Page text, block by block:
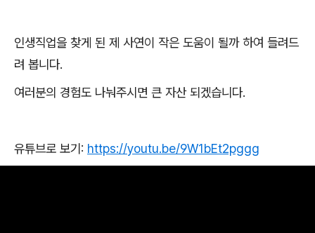
인생직업을 찾게 된 제 사연이 작은 도움이 될까 하여 들려드
려 봅니다.
여러분의 경험도 나눠주시면 큰 자산 되겠습니다.
유튜브로 보기: https://youtu.be/9W1bEt2pggg